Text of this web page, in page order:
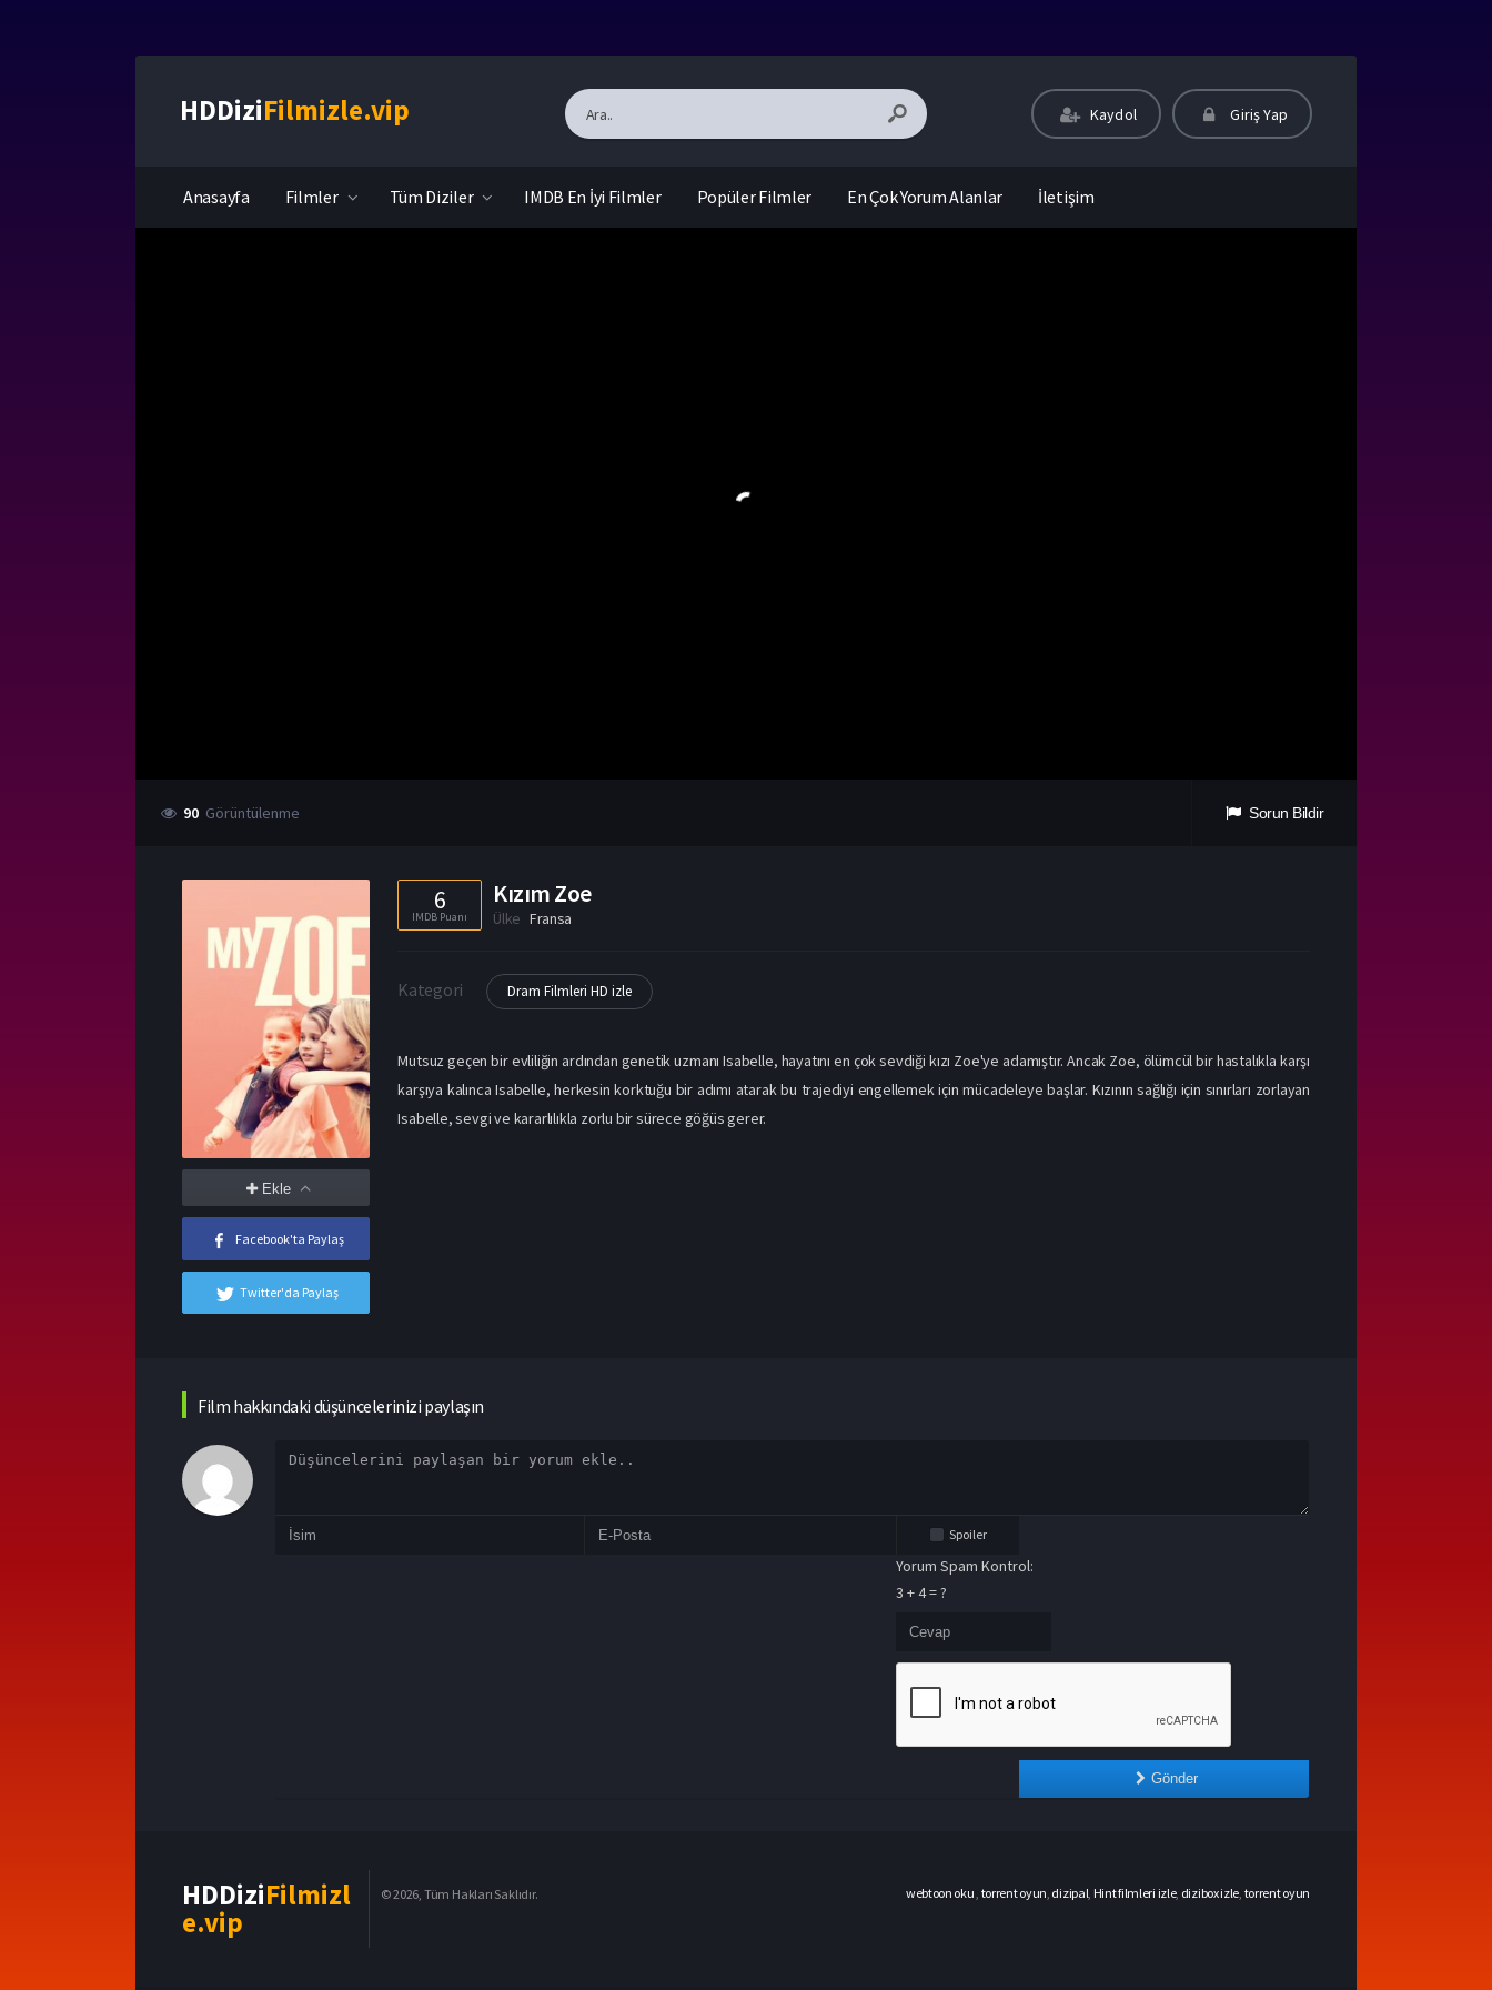
HDDiziFilmizle.vip Kaydol Giriş Yap
Anasayfa Filmler Tüm Diziler IMDB En İyi Filmler Popüler Filmler En Çok Yorum Alanlar İletişim
90 Görüntülenme Sorun Bildir
Ekle
Facebook'ta Paylaş
Twitter'da Paylaş
6
IMDB Puanı
Kızım Zoe
Ülke Fransa
Kategori Dram Filmleri HD izle
Mutsuz geçen bir evliliğin ardından genetik uzmanı Isabelle, hayatını en çok sevdiği kızı Zoe'ye adamıştır. Ancak Zoe, ölümcül bir hastalıkla karşı
karşıya kalınca Isabelle, herkesin korktuğu bir adımı atarak bu trajediyi engellemek için mücadeleye başlar. Kızının sağlığı için sınırları zorlayan
Isabelle, sevgi ve kararlılıkla zorlu bir sürece göğüs gerer.
Film hakkındaki düşüncelerinizi paylaşın
Spoiler
Yorum Spam Kontrol:
3 + 4 = ?
Gönder
HDDiziFilmizl
e.vip
© 2026, Tüm Hakları Saklıdır. webtoon oku torrent oyun dizipal Hint filmleri izle, dizibox izle torrent oyun